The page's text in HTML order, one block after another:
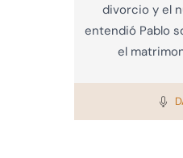
divorcio y el
entendió Pablo
el